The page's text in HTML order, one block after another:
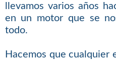
llevamos varios años
en un motor que se
todo.
Hacemos que cualquier